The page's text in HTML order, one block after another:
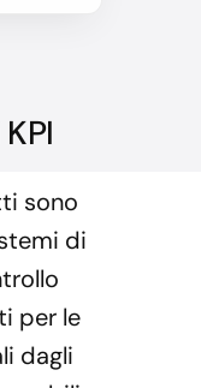
sono
di
per le
dagli